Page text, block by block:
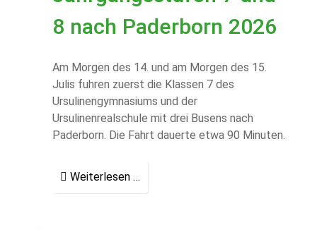
8 nach Paderborn 2026
Am Morgen des 14. und am Morgen des 15.
Julis fuhren zuerst die Klassen 7 des
Ursulinengymnasiums und der
Ursulinenrealschule mit drei Busens nach
Paderborn. Die Fahrt dauerte etwa 90 Minuten.
Weiterlesen …